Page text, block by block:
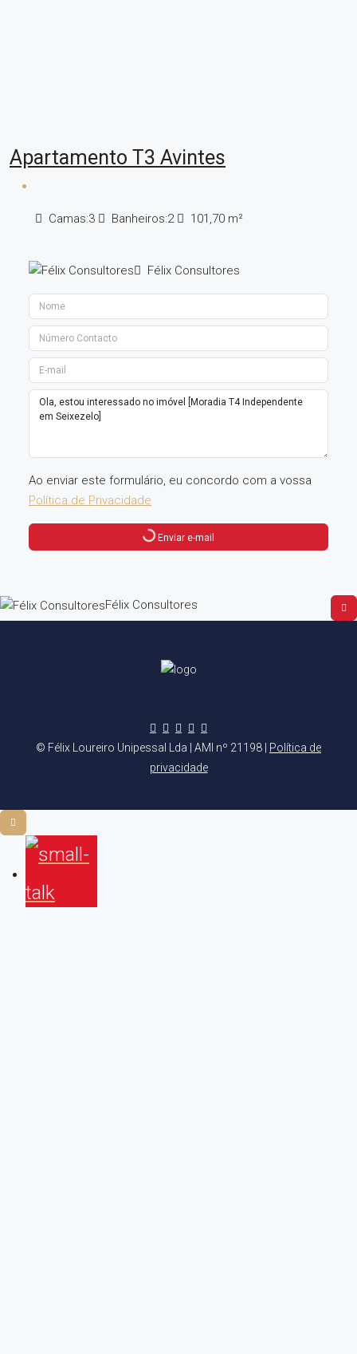
Apartamento T3 Avintes
Camas:3 Banheiros:2 101,70 m²
Félix Consultores
Ao enviar este formulário, eu concordo com a vossa
Política de Privacidade
Enviar e-mail
Félix Consultores
© Félix Loureiro Unipessal Lda | AMI nº 21198 | Política de
privacidade